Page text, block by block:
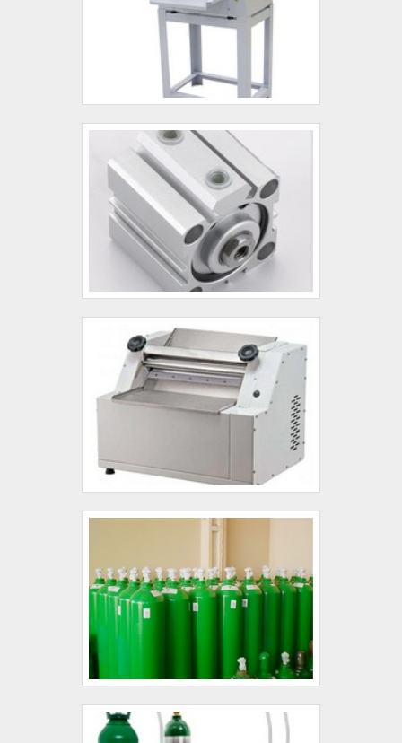
o segmento de comércio de componentes hidráulicos. A
empresa objetiva o que existe de melhor do mercado para
garantir o sucesso dos clientes.GARANTIA E
ASSERTIVIDADE NO SEGMENTOSomente na LF Comércio
as melhores opções sempre estão à disposição quando se
É possível encontrar uma grande variedade no portfólio como
válvula redutora pressão e bomba hidráulica de palheta com
ótima qualidade e proteção.Com o objetivo de trazer a
satisfação a todos os clientes, a empresa entende que seu
melhor destaque é conquistar a confiança de cada um. Tudo
isso só é possível através do investimento em equipamentos
modernos e profissionais experientes.A LF Comércio é uma
empresa que tem se destacado no segmento pela idoneidade
em tudo que faz onde garantem a melhor experiência para
parceiros novos e antigos.